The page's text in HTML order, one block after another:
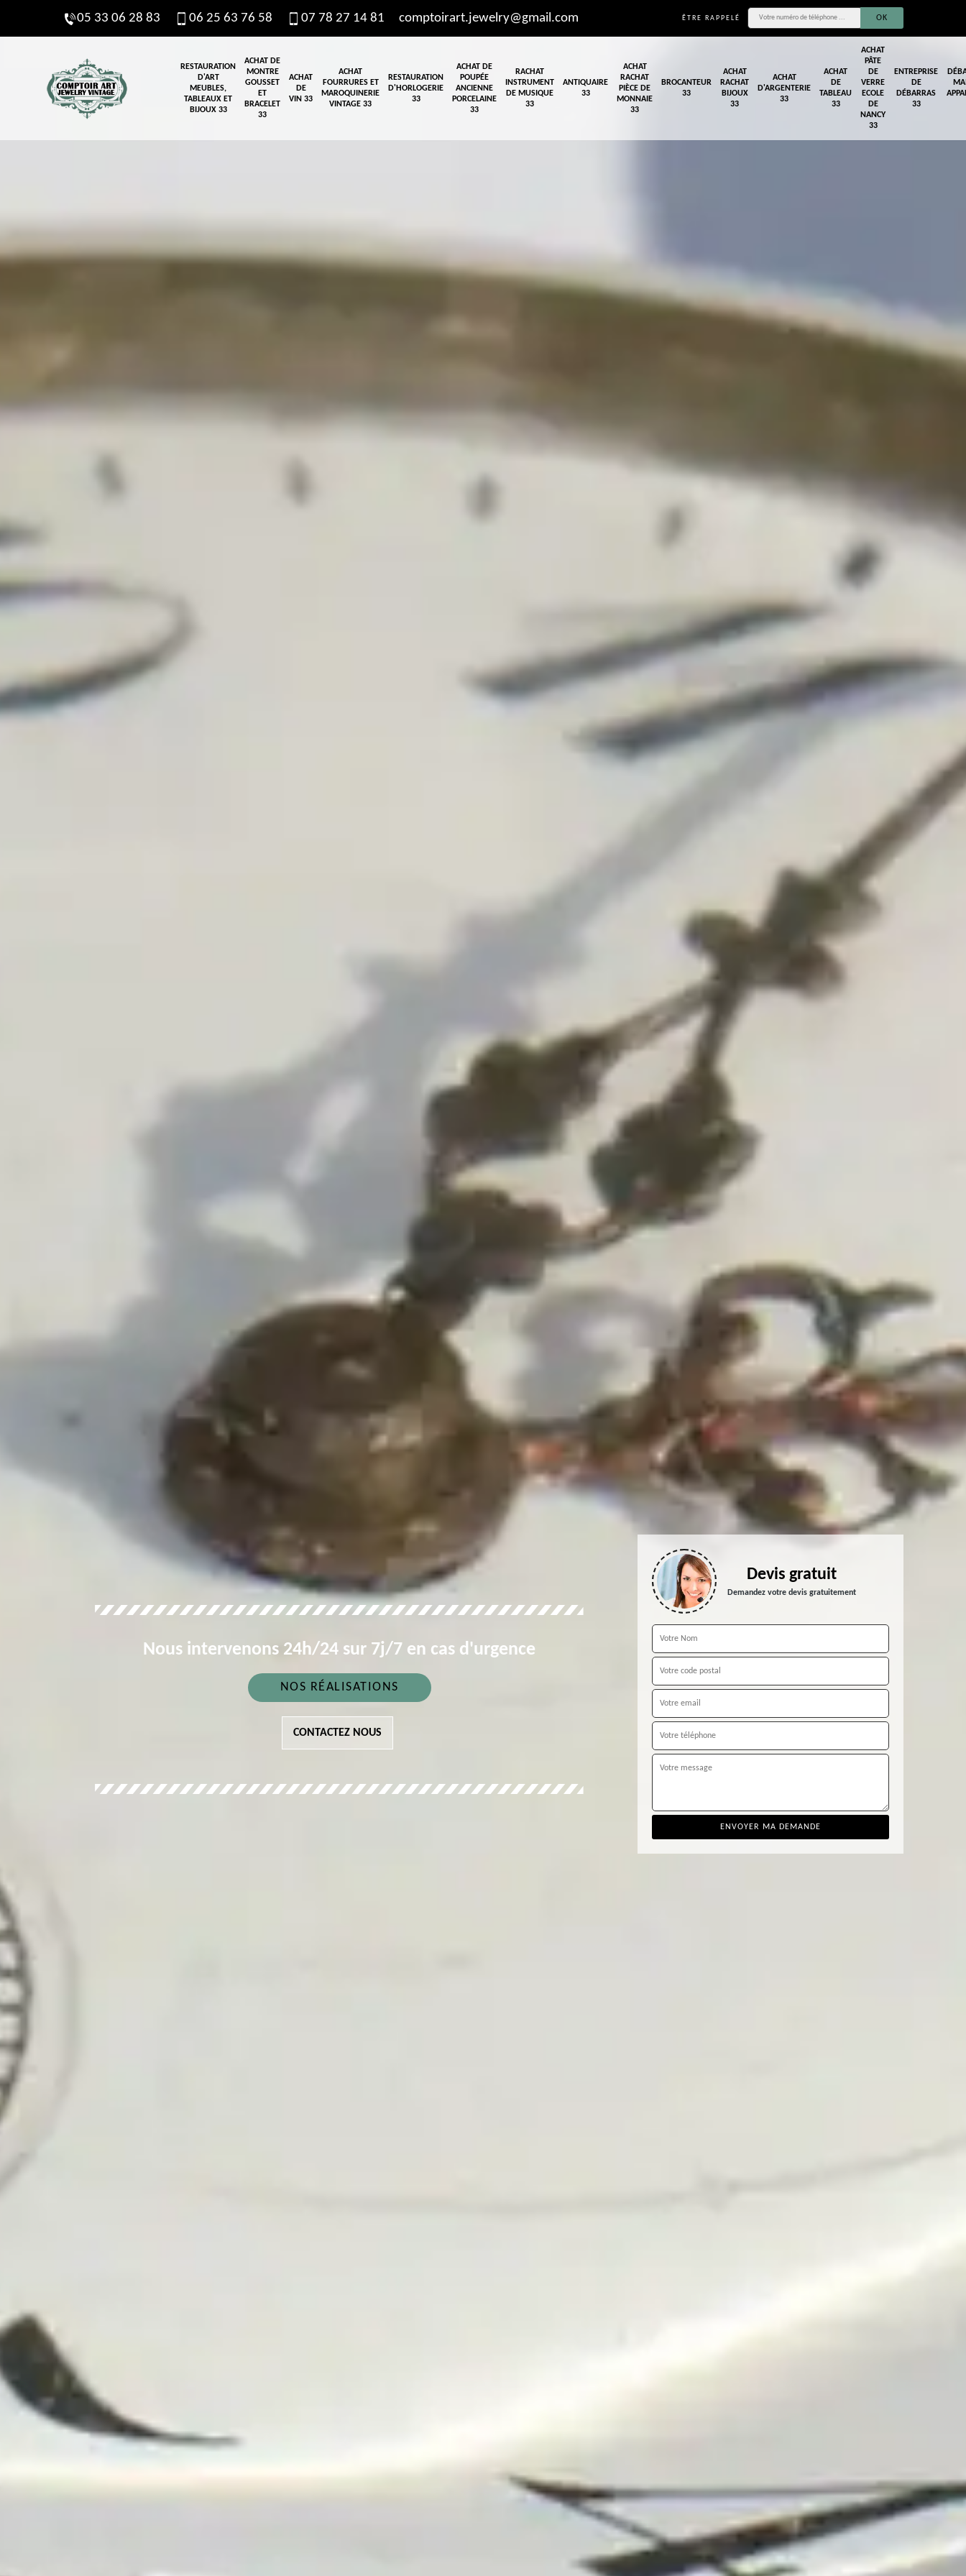
05 33 06 28 83 06 25 63 76 58 07 78 27 14 81 comptoirart.jewelry@gmail.com ÊTRE RAPPELÉ
RESTAURATION
D'ART
MEUBLES,
TABLEAUX ET
BIJOUX 33
ACHAT DE
MONTRE
GOUSSET
ET
BRACELET
33
ACHAT
DE
VIN 33
ACHAT
FOURRURES ET
MAROQUINERIE
VINTAGE 33
RESTAURATION
D'HORLOGERIE
33
ACHAT DE
POUPÉE
ANCIENNE
PORCELAINE
33
RACHAT
INSTRUMENT
DE MUSIQUE
33
ANTIQUAIRE
33
ACHAT
RACHAT
PIÈCE DE
MONNAIE
33
BROCANTEUR
33
ACHAT
RACHAT
BIJOUX
33
ACHAT
D'ARGENTERIE
33
ACHAT
DE
TABLEAU
33
ACHAT
PÂTE
DE
VERRE
ECOLE
DE
NANCY
33
ENTREPRISE
DE
DÉBARRAS
33
Nous intervenons 24h/24 sur 7j/7 en cas d'urgence
NOS RÉALISATIONS
CONTACTEZ NOUS
Devis gratuit
Demandez votre devis gratuitement